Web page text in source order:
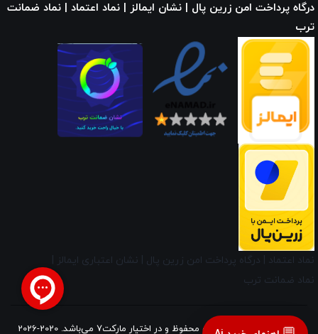
درگاه پرداخت امن زرین پال | نشان ایمالز | نماد اعتماد | نماد ضمانت
ترب
نماد اعتماد درگاه پرداخت امن زرین پال نشان اعتباری ایمالز
نماد ضمانت ترب
کلیه حقوق این وب‌سایت محفوظ و در اختیار مارکت7 می‌باشد. 2020-2026